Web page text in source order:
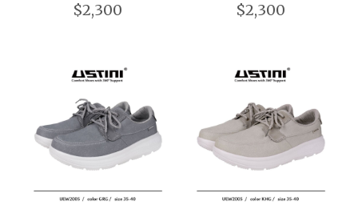
$2,300 $2,300